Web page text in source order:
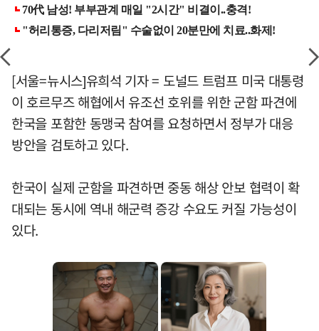
[서울=뉴시스]유희석 기자 = 도널드 트럼프 미국 대통령
이 호르무즈 해협에서 유조선 호위를 위한 군함 파견에
한국을 포함한 동맹국 참여를 요청하면서 정부가 대응
방안을 검토하고 있다.
한국이 실제 군함을 파견하면 중동 해상 안보 협력이 확
대되는 동시에 역내 해군력 증강 수요도 커질 가능성이
있다.